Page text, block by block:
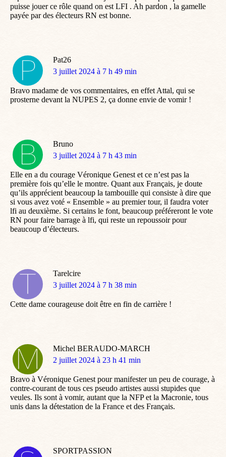
puisse jouer ce rôle quand on est LFI . Ah pardon , la gamelle
payée par des électeurs RN est bonne.
Pat26
dit
3 juillet 2024 à 7 h 49 min
Bravo madame de vos commentaires, en effet Attal, qui se
prosterne devant la NUPES 2, ça donne envie de vomir !
Bruno
dit
3 juillet 2024 à 7 h 43 min
Elle en a du courage Véronique Genest et ce n’est pas la
première fois qu’elle le montre. Quant aux Français, je doute
qu’ils apprécient beaucoup la tambouille qui consiste à dire que
si vous avez voté « Ensemble » au premier tour, il faudra voter
lfi au deuxième. Si certains le font, beaucoup préféreront le vote
RN pour faire barrage à lfi, qui reste un repoussoir pour
beaucoup d’électeurs.
Tarelcire
dit
3 juillet 2024 à 7 h 38 min
Cette dame courageuse doit être en fin de carrière !
Michel BERAUDO-MARCH
dit
2 juillet 2024 à 23 h 41 min
Bravo à Véronique Genest pour manifester un peu de courage, à
contre-courant de tous ces pseudo artistes aussi stupides que
veules. Ils sont à vomir, autant que la NFP et la Macronie, tous
unis dans la détestation de la France et des Français.
SPORTPASSION